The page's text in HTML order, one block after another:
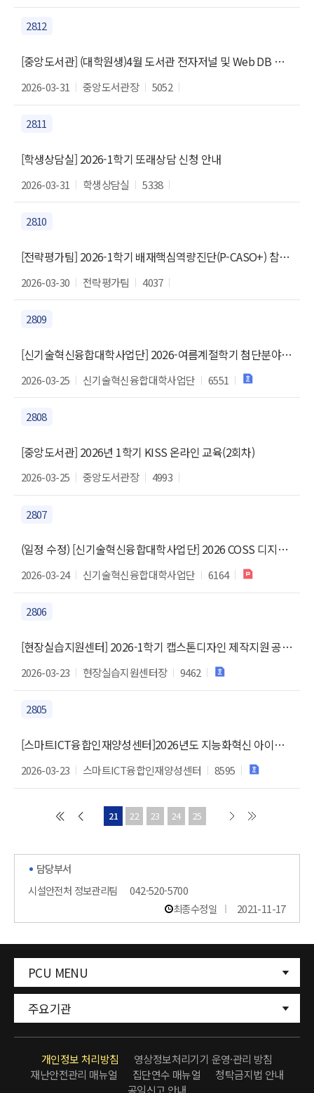
2812
[중앙도서관] (대학원생)4월 도서관 전자저널 및 Web DB 이용 교육 안내
2026-03-31 중앙도서관장 5052
2811
[학생상담실] 2026-1학기 또래상담 신청 안내
2026-03-31 학생상담실 5338
2810
[전략평가팀] 2026-1학기 배재핵심역량진단(P-CASO+) 참여 완료 대상 3차 이벤트 당첨자 발표
2026-03-30 전략평가팀 4037
2809
[신기술혁신융합대학사업단] 2026-여름계절학기 첨단분야 혁신융합대학사업 글로벌 교육 프로그램 참가자 모집
2026-03-25 신기술혁신융합대학사업단 6551
2808
[중앙도서관] 2026년 1학기 KISS 온라인 교육(2회차)
2026-03-25 중앙도서관장 4993
2807
(일정 수정) [신기술혁신융합대학사업단] 2026 COSS 디지털 리터러시 교육 프로그램 1차 수강생 모집 (생성형AI를 이용한 영상 제작)
2026-03-24 신기술혁신융합대학사업단 6164
2806
[현장실습지원센터] 2026-1학기 캡스톤디자인 제작지원 공모 안내
2026-03-23 현장실습지원센터장 9462
2805
[스마트ICT융합인재양성센터]2026년도 지능화혁신 아이디어 경진대회 안내
2026-03-23 스마트ICT융합인재양성센터 8595
21 22 23 24 25
담당부서
시설안전처 정보관리팀
042-520-5700
최종수정일
2021-11-17
PCU MENU
주요기관
개인정보 처리방침
영상정보처리기기 운영·관리 방침
재난안전관리 매뉴얼
집단연수 매뉴얼
청탁금지법 안내
공익신고 안내